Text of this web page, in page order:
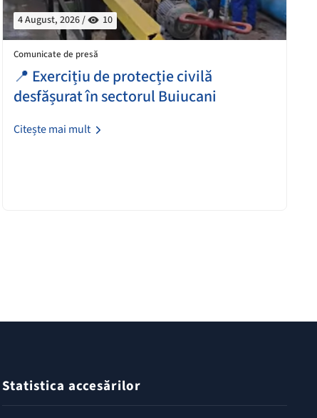
4 August, 2026 / 10
Comunicate de presă
📍 Exercițiu de protecție civilă
desfășurat în sectorul Buiucani
Citește mai mult
Statistica accesărilor